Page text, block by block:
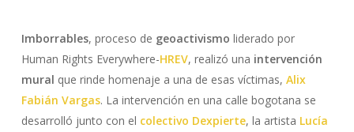
Imborrables, proceso de geoactivismo liderado por
Human Rights Everywhere-HREV, realizó una intervención
mural que rinde homenaje a una de esas víctimas, Alix
Fabián Vargas. La intervención en una calle bogotana se
desarrolló junto con el colectivo Dexpierte, la artista Lucía